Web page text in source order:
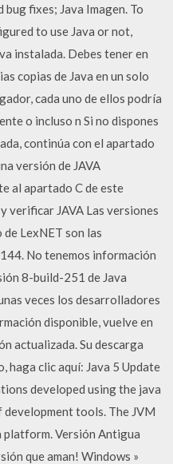
fixes; Java Imagen. To
to use Java or not,
instalada. Debes tener en
copias de Java en un solo
cada uno de ellos podría
o incluso n Si no dispones
continúa con el apartado
versión de JAVA
al apartado C de este
verificar JAVA Las versiones
de LexNET son las
No tenemos información
8-build-251 de Java
veces los desarrolladores
disponible, vuelve en
actualizada. Su descarga
haga clic aquí: Java 5 Update
developed using the java
tools. The JVM
platform. Versión Antigua
que aman! Windows »